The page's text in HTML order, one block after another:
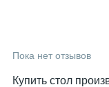
Пока нет отзывов
Купить стол